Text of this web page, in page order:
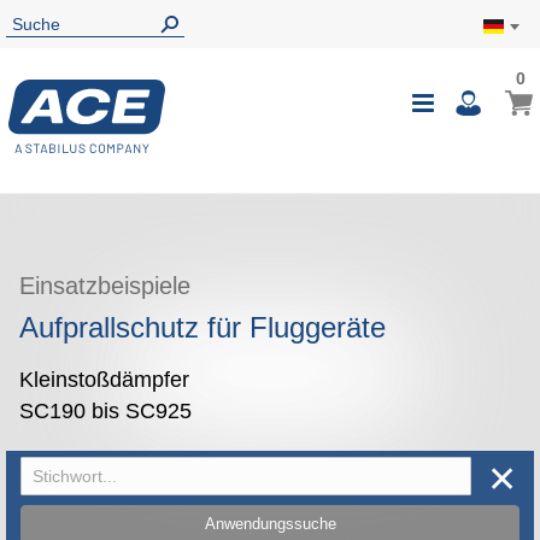
00
Einsatzbeispiele
Aufprallschutz für Fluggeräte
Kleinstoßdämpfer
SC190 bis SC925
Anwendungssuche
✕